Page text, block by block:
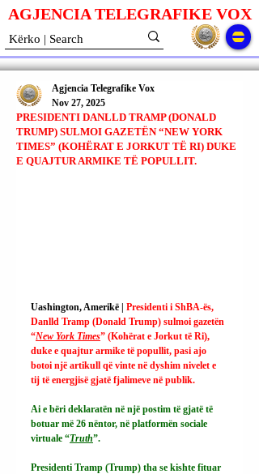
AGJENCIA TELEGRAFIKE VOX
PRESIDENTI DANLLD TRAMP (DONALD
TRUMP) SULMOI GAZETËN “NEW YORK
TIMES” (KOHËRAT E JORKUT TË RI) DUKE
E QUAJTUR ARMIKE TË POPULLIT.
Agjencia Telegrafike Vox
Nov 27, 2025
Uashington, Amerikë | Presidenti i ShBA-ës,
Danlld Tramp (Donald Trump) sulmoi gazetën
“New York Times” (Kohërat e Jorkut të Ri),
duke e quajtur armike të popullit, pasi ajo
botoi një artikull që vinte në dyshim nivelet e
tij të energjisë gjatë fjalimeve në publik.
Ai e bëri deklaratën në një postim të gjatë të
botuar më 26 nëntor, në platformën sociale
virtuale “Truth”.
Presidenti Tramp (Trump) tha se kishte fituar